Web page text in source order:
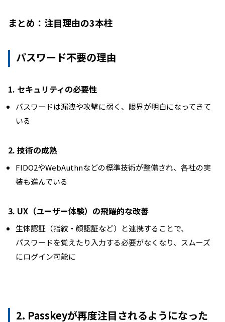
まとめ：注目理由の3本柱
パスワード不要の理由
1. セキュリティの必要性
パスワードは漏洩や攻撃に弱く、限界が明白になってきて
いる
2. 技術の成熟
FIDO2やWebAuthnなどの標準技術が整備され、各社の実
装も進んでいる
3. UX（ユーザー体験）の飛躍的な改善
生体認証（指紋・顔認証など）と連携することで、
パスワードを覚えたり入力する必要がなくなり、スムーズ
にログイン可能に
2. Passkeyが再度注目されるようになった